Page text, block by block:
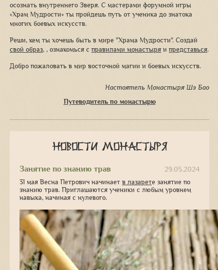
осознать внутреннего Зверя. С мастерами форумной игры
«Храм Мудрости» ты пройдешь путь от ученика до знатока
многих боевых искусств.
Реши, кем ты хочешь быть в мире "Храма Мудрости". Создай
свой образ, , ознакомься с правилами монастыря и представься.
Добро пожаловать в мир восточной магии и боевых искусств.
Настоятель Монастыря Шэ Бао
Путеводитель по монастырю
Новости монастыря
29.05.2024
Занятие по знанию трав
31 мая Весна Петрович начинает в лазарете занятие по
знанию трав. Приглашаются ученики с любым уровнем
навыка, начиная с нулевого.